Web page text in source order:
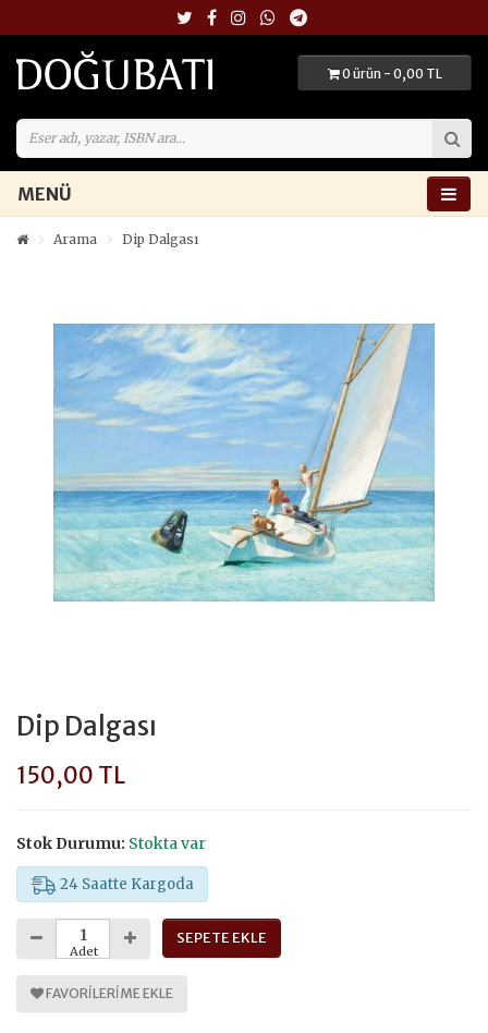
0 ürün - 0,00 TL
MENÜ
Arama Dip Dalgası
Dip Dalgası
150,00 TL
Stok Durumu: Stokta var
24 Saatte Kargoda
Adet
SEPETE EKLE
FAVORILERIME EKLE